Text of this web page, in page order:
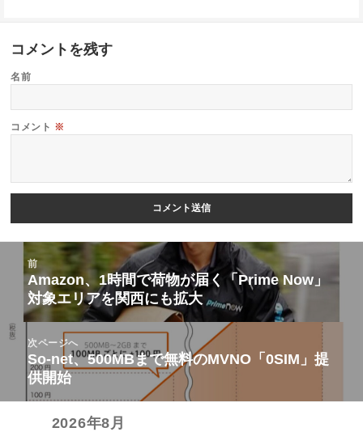
コメントを残す
名前
コメント ※
ビ
ゲ
前
前
の
投
稿:
Amazon、1時間で荷物が届く「Prime Now」
対象エリアを関西にも拡大
次ページへ
次
の
投
So-net、500MBまで無料のMVNO「0SIM」提
供開始
2026年8月